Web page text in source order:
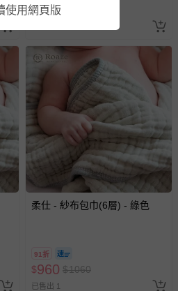
$1250
柔仕 - 紗布包巾(6層) - 綠色
91折
$960 $1060
已售出 1
使用網頁版